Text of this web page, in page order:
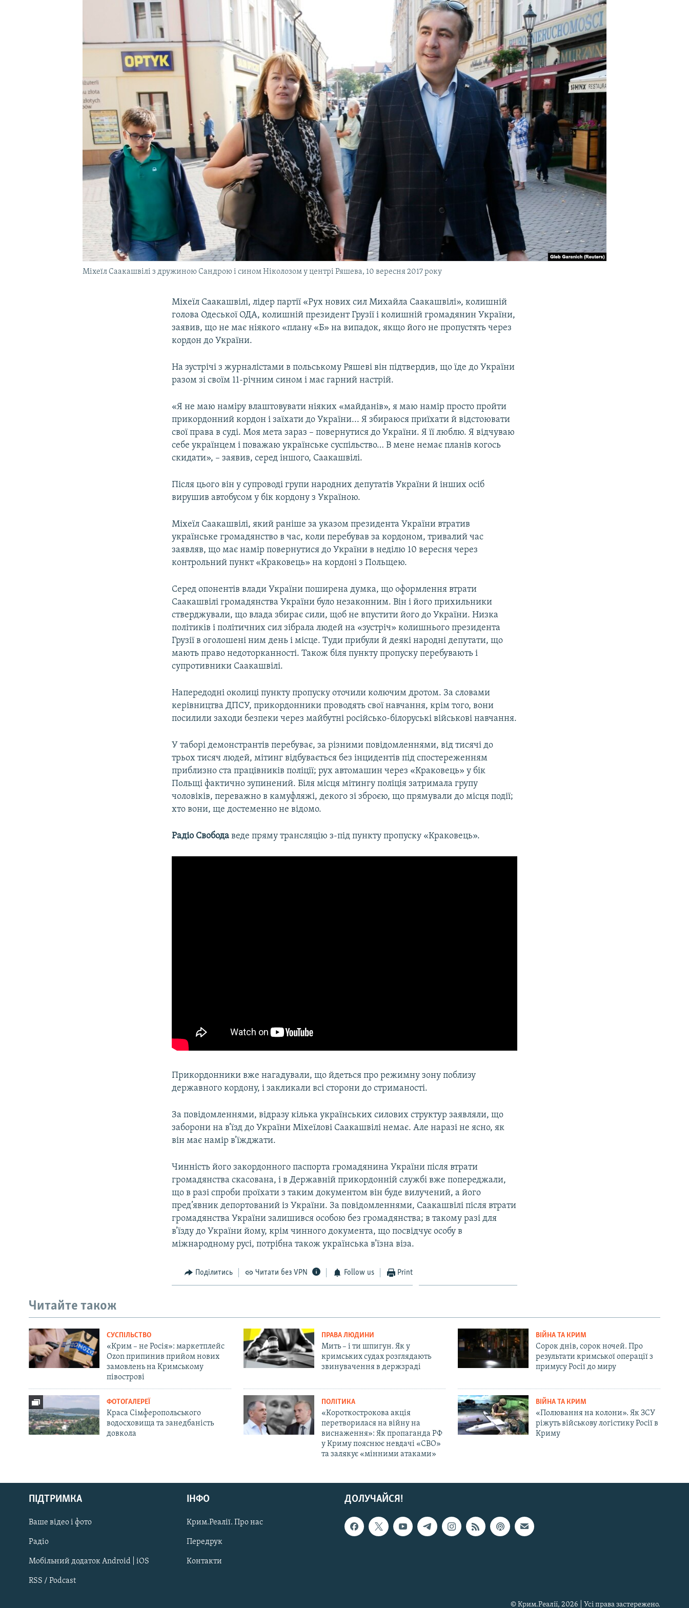
Русский
Qırımtatar
ДОЛУЧАЙСЯ!
Міхеїл Саакашвілі з дружиною Сандрою і сином Ніколозом у центрі Ряшева, 10 вересня 2017 року
Міхеїл Саакашвілі, лідер партії «Рух нових сил Михайла Саакашвілі», колишній
голова Одеської ОДА, колишній президент Грузії і колишній громадянин України,
заявив, що не має ніякого «плану «Б» на випадок, якщо його не пропустять через
кордон до України.
На зустрічі з журналістами в польському Ряшеві він підтвердив, що їде до України
разом зі своїм 11-річним сином і має гарний настрій.
«Я не маю наміру влаштовувати ніяких «майданів», я маю намір просто пройти
прикордонний кордон і заїхати до України... Я збираюся приїхати й відстоювати
свої права в суді. Моя мета зараз – повернутися до України. Я її люблю. Я відчуваю
себе українцем і поважаю українське суспільство… В мене немає планів когось
скидати», – заявив, серед іншого, Саакашвілі.
Після цього він у супроводі групи народних депутатів України й інших осіб
вирушив автобусом у бік кордону з Україною.
Міхеїл Саакашвілі, який раніше за указом президента України втратив
українське громадянство в час, коли перебував за кордоном, тривалий час
заявляв, що має намір повернутися до України в неділю 10 вересня через
контрольний пункт «Краковець» на кордоні з Польщею.
Серед опонентів влади України поширена думка, що оформлення втрати
Саакашвілі громадянства України було незаконним. Він і його прихильники
стверджували, що влада збирає сили, щоб не впустити його до України. Низка
політиків і політичних сил зібрала людей на «зустріч» колишнього президента
Грузії в оголошені ним день і місце. Туди прибули й деякі народні депутати, що
мають право недоторканності. Також біля пункту пропуску перебувають і
супротивники Саакашвілі.
Напередодні околиці пункту пропуску оточили колючим дротом. За словами
керівництва ДПСУ, прикордонники проводять свої навчання, крім того, вони
посилили заходи безпеки через майбутні російсько-білоруські військові навчання.
У таборі демонстрантів перебуває, за різними повідомленнями, від тисячі до
трьох тисяч людей, мітинг відбувається без інцидентів під спостереженням
приблизно ста працівників поліції; рух автомашин через «Краковець» у бік
Польщі фактично зупинений. Біля місця мітингу поліція затримала групу
чоловіків, переважно в камуфляжі, декого зі зброєю, що прямували до місця події;
хто вони, ще достеменно не відомо.
Радіо Свобода веде пряму трансляцію з-під пункту пропуску «Краковець».
Прикордонники вже нагадували, що йдеться про режимну зону поблизу
державного кордону, і закликали всі сторони до стриманості.
За повідомленнями, відразу кілька українських силових структур заявляли, що
заборони на в’їзд до України Міхеїлові Саакашвілі немає. Але наразі не ясно, як
він має намір в’їжджати.
Чинність його закордонного паспорта громадянина України після втрати
громадянства скасована, і в Державній прикордонній службі вже попереджали,
що в разі спроби проїхати з таким документом він буде вилучений, а його
пред’явник депортований із України. За повідомленнями, Саакашвілі після втрати
громадянства України залишився особою без громадянства; в такому разі для
в’їзду до України йому, крім чинного документа, що посвідчує особу в
міжнародному русі, потрібна також українська в’їзна віза.
Поділитись Читати без VPN Follow us Print
Читайте також
СУСПІЛЬСТВО
«Крим – не Росія»: маркетплейс
Ozon припинив прийом нових
замовлень на Кримському
півострові
ПРАВА ЛЮДИНИ
Мить – і ти шпигун. Як у
кримських судах розглядають
звинувачення в держзраді
ВІЙНА ТА КРИМ
Сорок днів, сорок ночей. Про
результати кримської операції з
примусу Росії до миру
ФОТОГАЛЕРЕЇ
Краса Сімферопольського
водосховища та занедбаність
довкола
ПОЛІТИКА
«Короткострокова акція
перетворилася на війну на
виснаження»: Як пропаганда РФ
у Криму пояснює невдачі «СВО»
та залякує «мінними атаками»
ВІЙНА ТА КРИМ
«Полювання на колони». Як ЗСУ
ріжуть військову логістику Росії в
Криму
ДОЛУЧАЙСЯ!
ПІДТРИМКА
Ваше відео і фото
Радіо
Мобільний додаток Android | iOS
RSS / Podcast
ІНФО
Крим.Реалії. Про нас
Передрук
Контакти
© Крим.Реалії, 2026 | Усі права застережено.